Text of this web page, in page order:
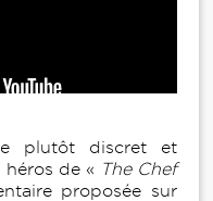
plutôt discret et
héros de « The Chef
proposée sur